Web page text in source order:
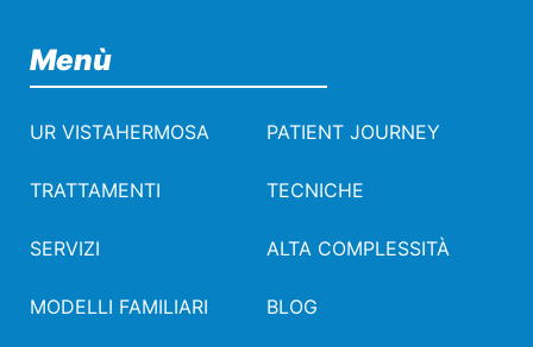
Menù
UR VISTAHERMOSA PATIENT JOURNEY
TRATTAMENTI TECNICHE
SERVIZI ALTA COMPLESSITÀ
MODELLI FAMILIARI BLOG